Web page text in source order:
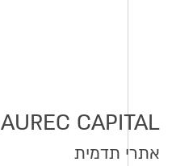
AUREC CAPITAL
אתרי תדמית